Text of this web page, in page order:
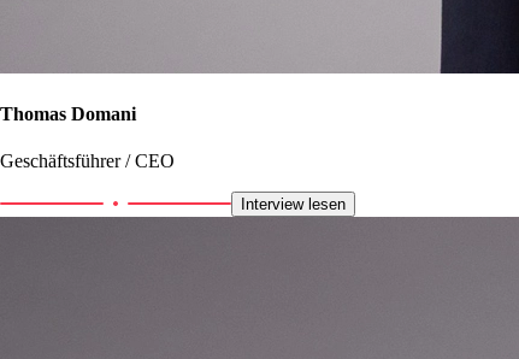
Thomas Domani
Geschäftsführer / CEO
Interview lesen